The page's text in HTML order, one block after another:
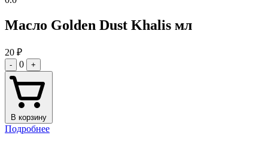
Масло Golden Dust Khalis мл
20 ₽
- 0 +
В корзину
Подробнее